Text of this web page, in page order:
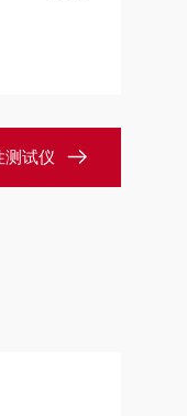
测试仪